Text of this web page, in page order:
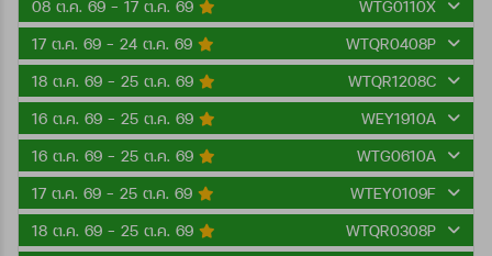
08 ต.ค. 69 - 17 ต.ค. 69
WTG0110X
17 ต.ค. 69 - 24 ต.ค. 69
WTQR0408P
18 ต.ค. 69 - 25 ต.ค. 69
WTQR1208C
16 ต.ค. 69 - 25 ต.ค. 69
WEY1910A
16 ต.ค. 69 - 25 ต.ค. 69
WTG0610A
17 ต.ค. 69 - 25 ต.ค. 69
WTEY0109F
18 ต.ค. 69 - 25 ต.ค. 69
WTQR0308P